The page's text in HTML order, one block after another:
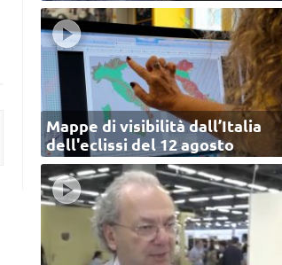
Mappe di visibilità dall’Italia
dell'eclissi del 12 agosto